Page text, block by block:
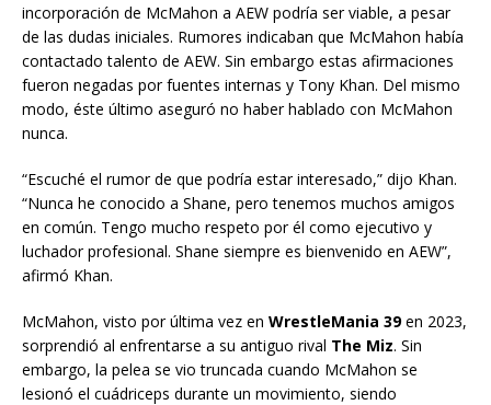
incorporación de McMahon a AEW podría ser viable, a pesar
de las dudas iniciales. Rumores indicaban que McMahon había
contactado talento de AEW. Sin embargo estas afirmaciones
fueron negadas por fuentes internas y Tony Khan. Del mismo
modo, éste último aseguró no haber hablado con McMahon
nunca.
“Escuché el rumor de que podría estar interesado,” dijo Khan.
“Nunca he conocido a Shane, pero tenemos muchos amigos
en común. Tengo mucho respeto por él como ejecutivo y
luchador profesional. Shane siempre es bienvenido en AEW”,
afirmó Khan.
McMahon, visto por última vez en WrestleMania 39en 2023,
sorprendió al enfrentarse a su antiguo rival The Miz. Sin
embargo, la pelea se vio truncada cuando McMahon se
lesionó el cuádriceps durante un movimiento, siendo